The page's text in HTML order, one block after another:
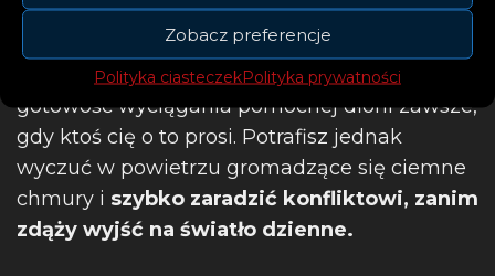
Zobacz preferencje
Polityka ciasteczekPolityka prywatności
niezwykłe przywiązanie.Istotne jest dla
ciebie miejsce, w którym mieszkasz, ale także
udzie, którzy cię tam otaczają.Masz
gotowość wyciągania pomocnej dłoni zawsze,
gdy ktoś cię o to prosi. Potrafisz jednak
wyczuć w powietrzu gromadzące się ciemne
chmury i szybko zaradzić konfliktowi, zanim
zdąży wyjść na światło dzienne.